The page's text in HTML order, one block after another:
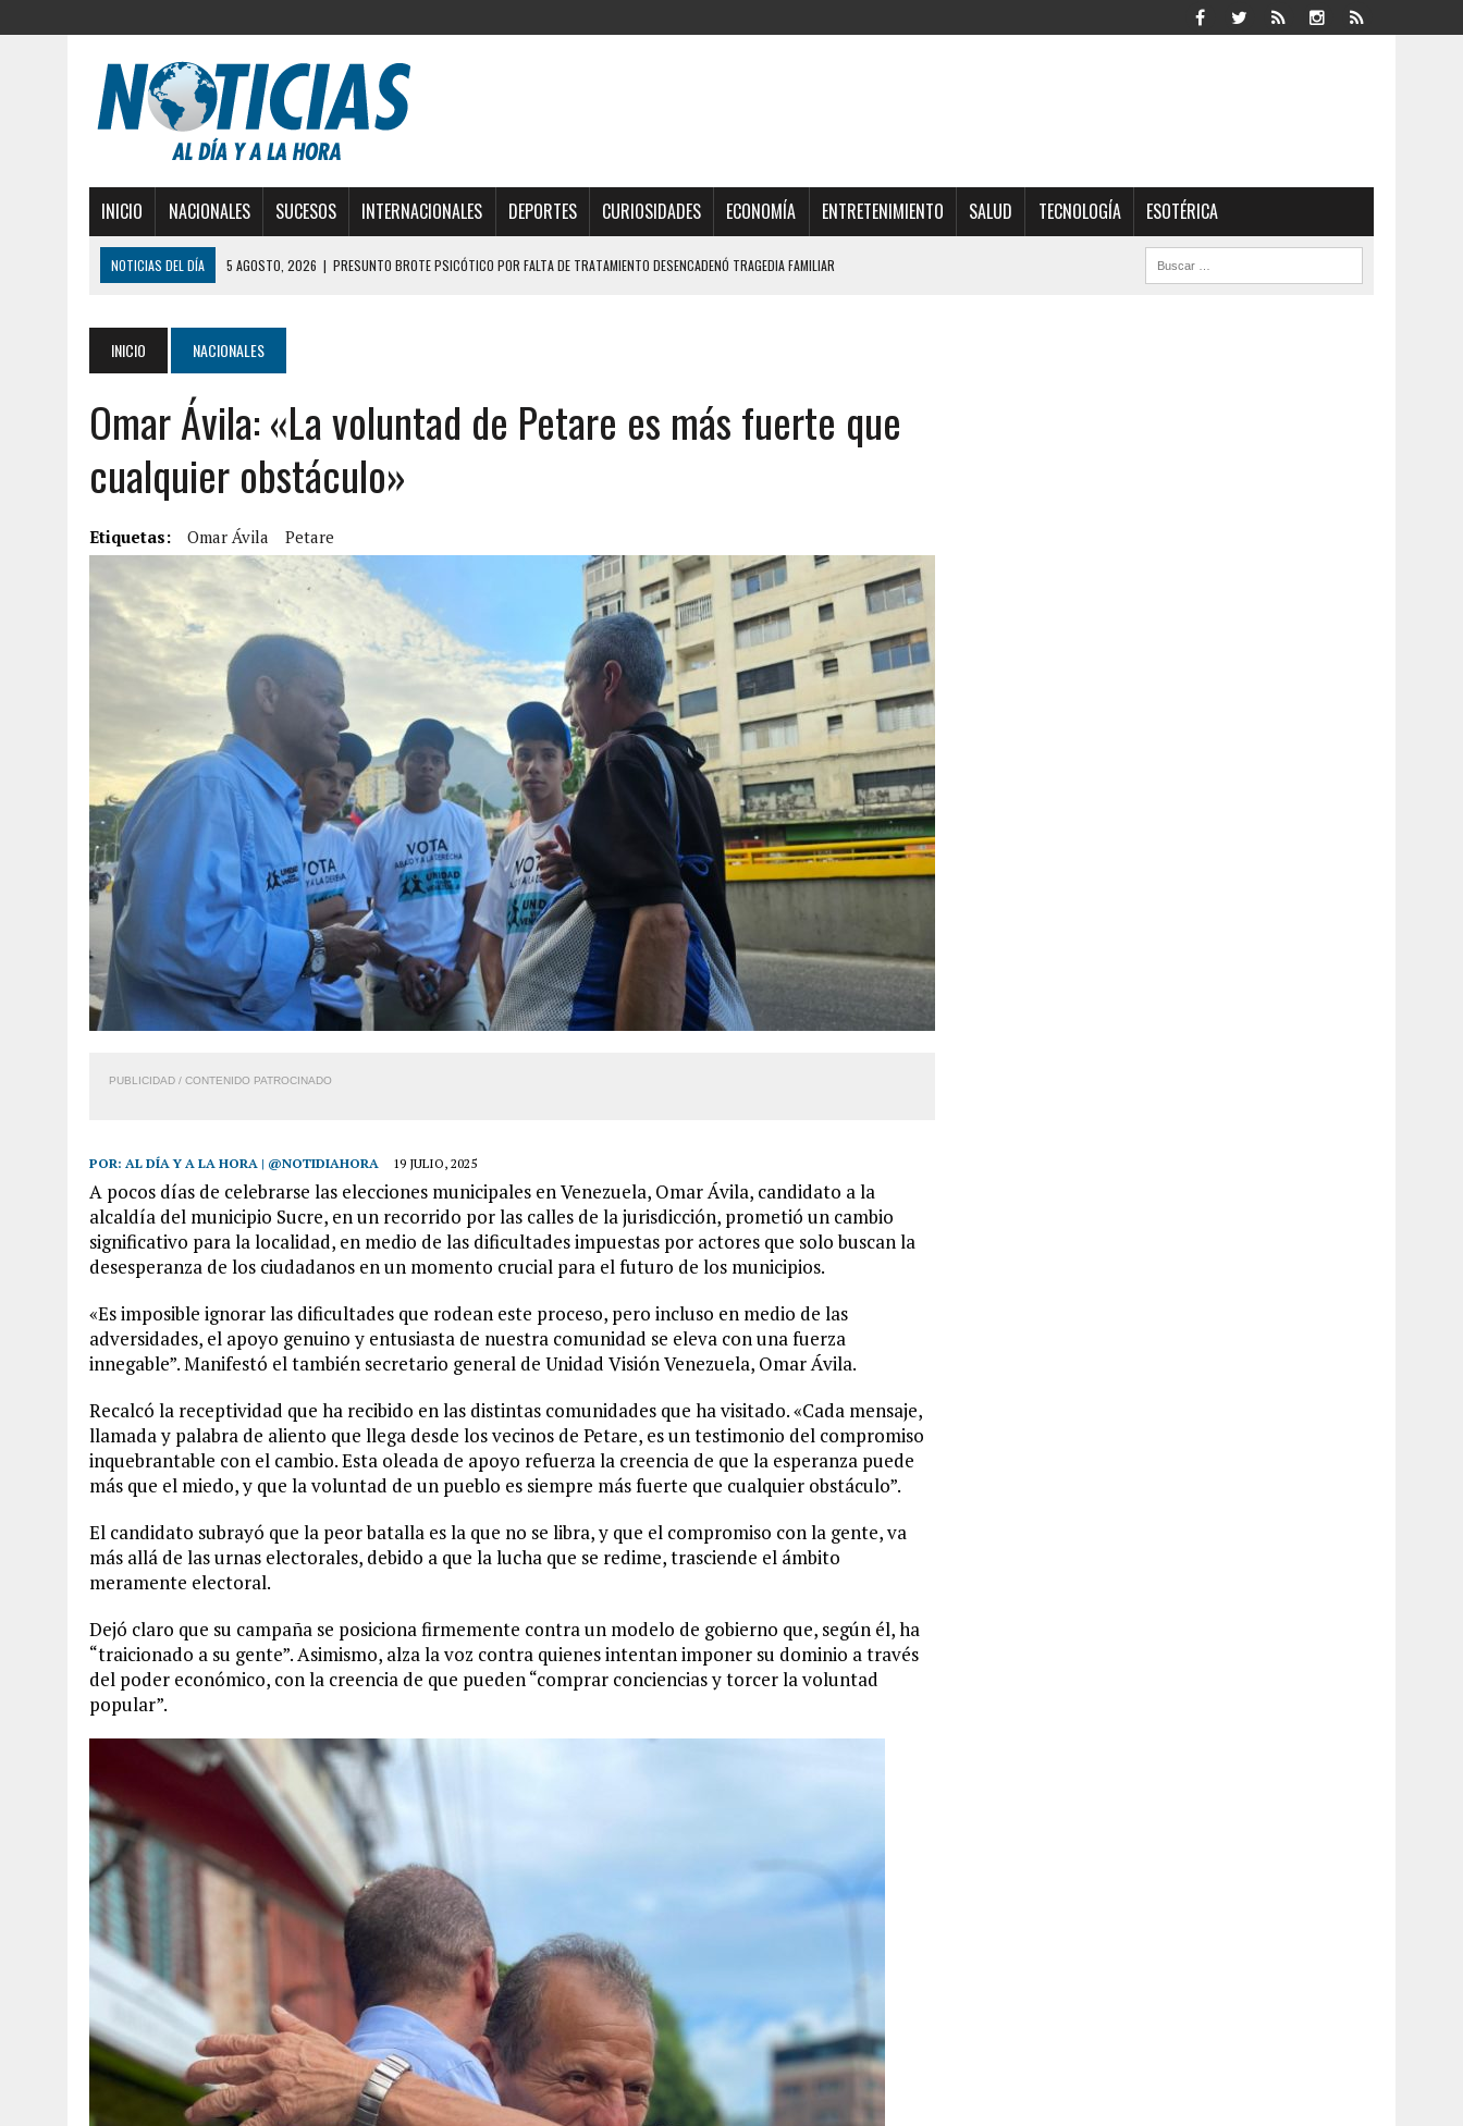
INICIO NACIONALES SUCESOS INTERNACIONALES DEPORTES CURIOSIDADES ECONOMÍA ENTRETENIMIENTO SALUD TECNOLOGÍA ESOTÉRICA
NOTICIAS DEL DÍA 5 AGOSTO, 2026 | PRESUNTO BROTE PSICÓTICO POR FALTA DE TRATAMIENTO DESENCADENÓ TRAGEDIA FAMILIAR
EDIFICIO PETUNIA
3 AGOSTO, 2026
YARACUY: INTENTÓ DESCONECTAR SU NEVERA MIENTRAS LA CASA SE INUNDABA
2 AGOSTO, 2026 | AYUDABA A PERSONAS EN SITUACIÓN DE CALLE Y MURIÓ A MANOS DE VARIOS DE ELLOS EN MATURÍN
2 AGOSTO, 2026 | COLAPSÓ TECHO DE UNA VIVIENDA EN EL CENTRO DE CARACAS CON MÁS DE 20 PERSONAS ADENTRO
6 AGOSTO, 2026 | MISTERIOSA MUERTE DE MODELO EN MONAGAS: HALLARON EL CUERPO DENTRO DE SU CASA
6 AGOSTO, 2026
BARINAS: ADOLESCENTE SE QUITÓ LA VIDA TRAS SER ACOSADA Y ABUSADA POR LA PAREJA DE SU ABUELA
6 AGOSTO, 2026
CONMOCIÓN EN COLORADO POR ASESINATO DE UNA ADOLESCENTE VENEZOLANA EN REUNIÓN CON AMIGOS
INICIO NACIONALES
Omar Ávila: «La voluntad de Petare es más fuerte que
cualquier obstáculo»
Etiquetas: Omar Ávila Petare
PUBLICIDAD / CONTENIDO PATROCINADO
POR: AL DÍA Y A LA HORA | @NOTIDIAHORA 19 JULIO, 2025
A pocos días de celebrarse las elecciones municipales en Venezuela, Omar Ávila, candidato a la
alcaldía del municipio Sucre, en un recorrido por las calles de la jurisdicción, prometió un cambio
significativo para la localidad, en medio de las dificultades impuestas por actores que solo buscan la
desesperanza de los ciudadanos en un momento crucial para el futuro de los municipios.
«Es imposible ignorar las dificultades que rodean este proceso, pero incluso en medio de las
adversidades, el apoyo genuino y entusiasta de nuestra comunidad se eleva con una fuerza
innegable”. Manifestó el también secretario general de Unidad Visión Venezuela, Omar Ávila.
Recalcó la receptividad que ha recibido en las distintas comunidades que ha visitado. «Cada mensaje,
llamada y palabra de aliento que llega desde los vecinos de Petare, es un testimonio del compromiso
inquebrantable con el cambio. Esta oleada de apoyo refuerza la creencia de que la esperanza puede
más que el miedo, y que la voluntad de un pueblo es siempre más fuerte que cualquier obstáculo”.
El candidato subrayó que la peor batalla es la que no se libra, y que el compromiso con la gente, va
más allá de las urnas electorales, debido a que la lucha que se redime, trasciende el ámbito
meramente electoral.
Dejó claro que su campaña se posiciona firmemente contra un modelo de gobierno que, según él, ha
“traicionado a su gente”. Asimismo, alza la voz contra quienes intentan imponer su dominio a través
del poder económico, con la creencia de que pueden “comprar conciencias y torcer la voluntad
popular”.